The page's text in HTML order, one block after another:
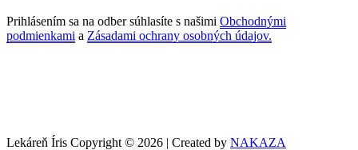
Prihlásením sa na odber súhlasíte s našimi Obchodnými
podmienkami a Zásadami ochrany osobných údajov.
Lekáreň Íris Copyright © 2026 | Created by NAKAZA